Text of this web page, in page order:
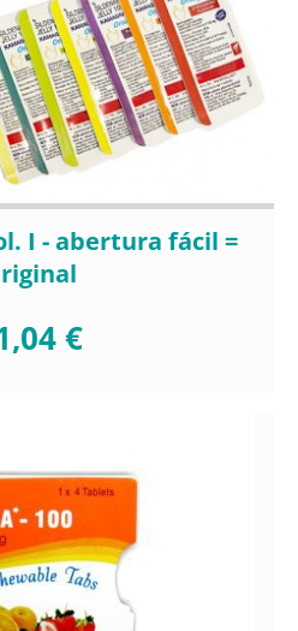
I - abertura fácil =
€